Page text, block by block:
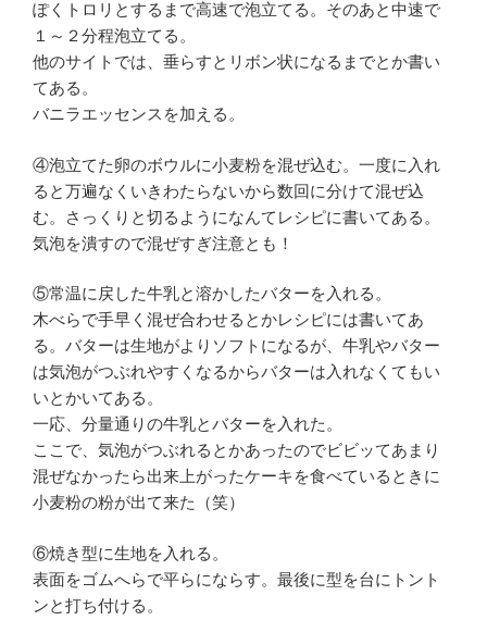
ぽくトロリとするまで高速で泡立てる。そのあと中速で
１～２分程泡立てる。
他のサイトでは、垂らすとリボン状になるまでとか書い
てある。
バニラエッセンスを加える。
④泡立てた卵のボウルに小麦粉を混ぜ込む。一度に入れ
ると万遍なくいきわたらないから数回に分けて混ぜ込
む。さっくりと切るようになんてレシピに書いてある。
気泡を潰すので混ぜすぎ注意とも！
⑤常温に戻した牛乳と溶かしたバターを入れる。
木べらで手早く混ぜ合わせるとかレシピには書いてあ
る。バターは生地がよりソフトになるが、牛乳やバター
は気泡がつぶれやすくなるからバターは入れなくてもい
いとかいてある。
一応、分量通りの牛乳とバターを入れた。
ここで、気泡がつぶれるとかあったのでビビッてあまり
混ぜなかったら出来上がったケーキを食べているときに
小麦粉の粉が出て来た（笑）
⑥焼き型に生地を入れる。
表面をゴムへらで平らにならす。最後に型を台にトント
ンと打ち付ける。